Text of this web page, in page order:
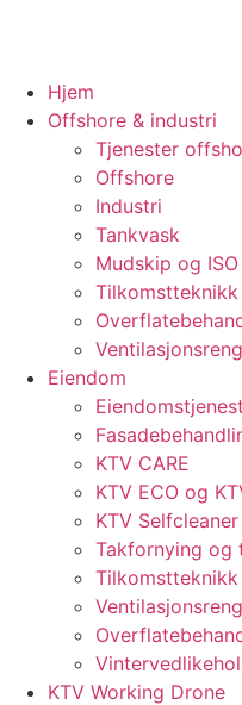
Hjem
Offshore & industri
Tjenester
Offshore
Industri
Tankvask
Mudskip og
Eiendom
KTV CARE
KTV ECO og
KTV Selfcleaner
Takfornying og
Tilkomstteknikk
KTV Working Drone